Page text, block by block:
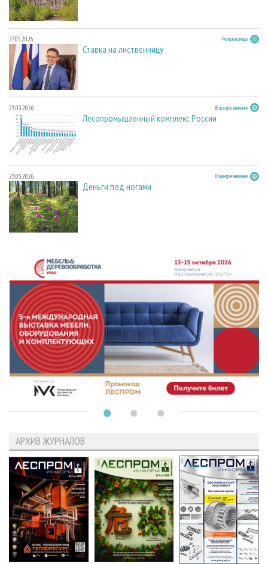
27.05.2026 Регион номера
Ставка на лиственницу
23.03.2026 В центре внимания
Лесопромышленный комплекс России
23.03.2026 В центре внимания
Деньги под ногами
АРХИВ ЖУРНАЛОВ